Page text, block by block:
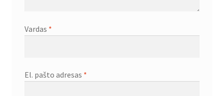
Vardas *
El. pašto adresas *